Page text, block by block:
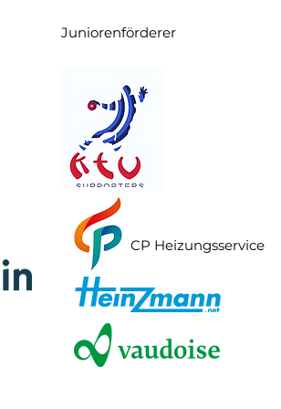
Juniorenförderer
CP Heizungsservice